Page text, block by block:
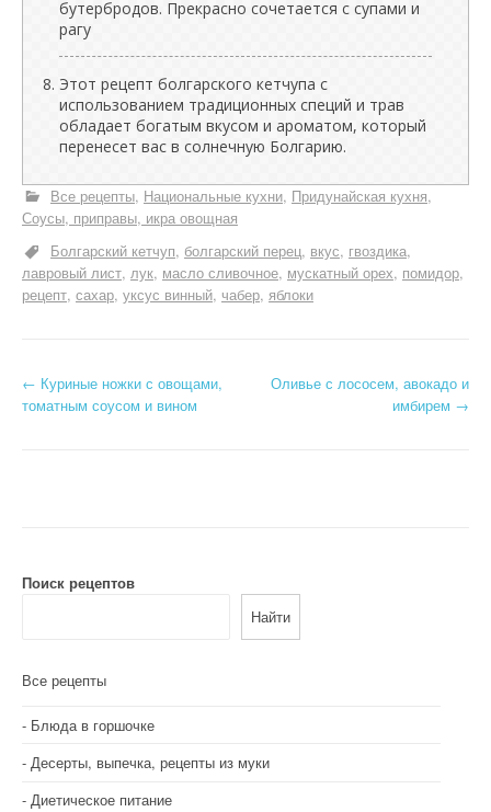
бутербродов. Прекрасно сочетается с супами и
рагу
Этот рецепт болгарского кетчупа с
использованием традиционных специй и трав
обладает богатым вкусом и ароматом, который
перенесет вас в солнечную Болгарию.
Все рецепты Национальные кухни Придунайская кухня
Соусы, приправы, икра овощная
Болгарский кетчуп болгарский перец вкус гвоздика
лавровый лист лук масло сливочное мускатный орех помидор
рецепт сахар уксус винный чабер яблоки
Н
а
и
п
о
← Куриные ножки с овощами,
томатным соусом и вином
Оливье с лососем, авокадо и
имбирем →
Поиск рецептов
Найти
Все рецепты
Блюда в горшочке
Десерты, выпечка, рецепты из муки
Диетическое питание